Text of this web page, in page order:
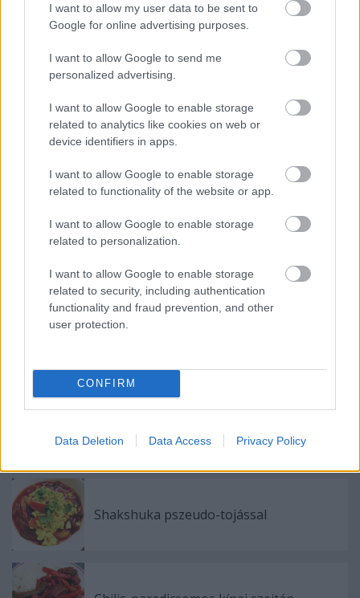
I want to allow my user data to be sent to
Google for online advertising purposes.
I want to allow Google to send me
personalized advertising.
I want to allow Google to enable storage
related to analytics like cookies on web or
device identifiers in apps.
I want to allow Google to enable storage
related to functionality of the website or app.
I want to allow Google to enable storage
related to personalization.
I want to allow Google to enable storage
related to security, including authentication
functionality and fraud prevention, and other
user protection.
CONFIRM
Data Deletion Data Access Privacy Policy
Ajánlott bejegyzések:
Vegán kisokos tapló büféseknek
Shakshuka pszeudo-tojással